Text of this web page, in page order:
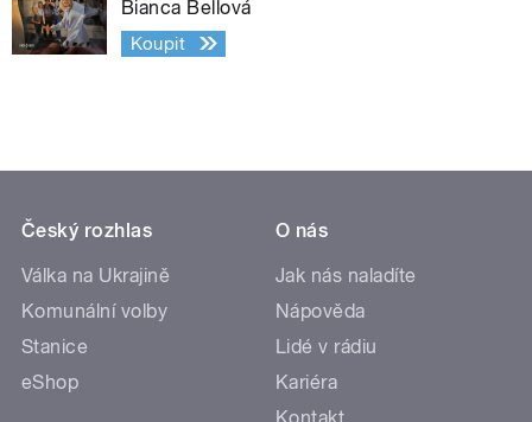
Bianca Bellová
Koupit
Český rozhlas
Válka na Ukrajině
Komunální volby
Stanice
eShop
O nás
Jak nás naladíte
Nápověda
Lidé v rádiu
Kariéra